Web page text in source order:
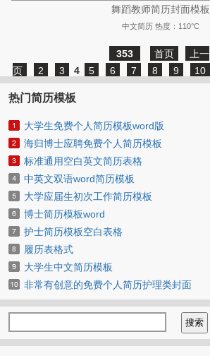
舞蹈教师简历封面模板
中文简历 热度：110°C
353 首页
上一
页
2 3 4 5 6 7 8 9 10
热门简历模板
大学生免费个人简历模板word版
海归博士应聘免费个人简历模板
标准通用空白英文简历表格
中英文双语word简历模板
大学应届生初次工作简历模板
博士简历模板word
护士简历模板空白表格
履历表格式
大学生中文简历模板
非常有创意的免费个人简历护理类封面